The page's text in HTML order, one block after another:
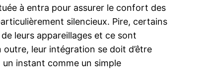
à entra pour assurer le confort des
silencieux. Pire, certains
leurs appareillages et ce sont
leur intégration se doit d’être
un instant comme un simple